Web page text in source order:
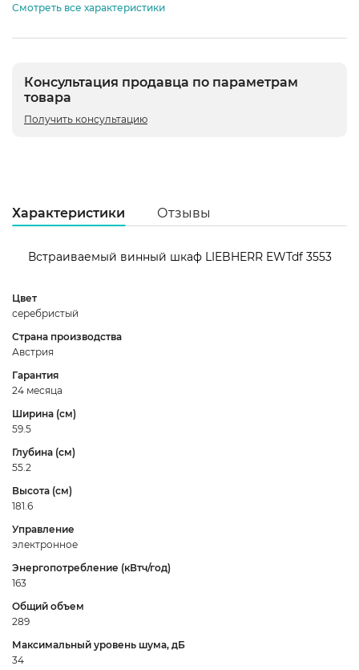
Смотреть все характеристики
Консультация продавца по параметрам
товара
Получить консультацию
Характеристики Отзывы
Встраиваемый винный шкаф LIEBHERR EWTdf 3553
Цвет
серебристый
Страна производства
Австрия
Гарантия
24 месяца
Ширина (см)
59.5
Глубина (см)
55.2
Высота (см)
181.6
Управление
электронное
Энергопотребление (кВтч/год)
163
Общий объем
289
Максимальный уровень шума, дБ
34